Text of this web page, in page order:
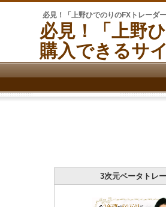
必見！「上野ひでのりのFXトレーダ
必見！「上野
購入できるサ
3次元ベータトレ